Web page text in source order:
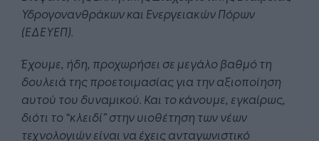
Υδρογονανθράκων και Ενεργειακών Πόρων
(ΕΔΕΥΕΠ).
Έχουμε, ήδη, προχωρήσει σε μεγάλο βαθμό τη
δουλειά της προετοιμασίας για την αξιοποίηση
αυτού του δυναμικού. Και το κάνουμε, εγκαίρως,
διότι το “κλειδί” στην υιοθέτηση των νέων
τεχνολογιών είναι να έχεις ανταγωνιστικό